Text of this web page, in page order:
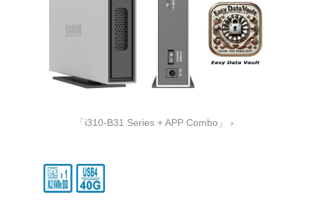
「i310-B31 Series + APP Combo」 ›